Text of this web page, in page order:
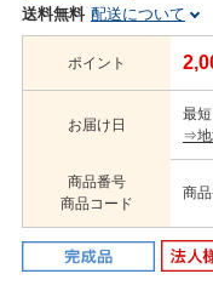
送料無料 配送について
ポイント
お届け日
最
⇒地
商品番号
商品コード
商